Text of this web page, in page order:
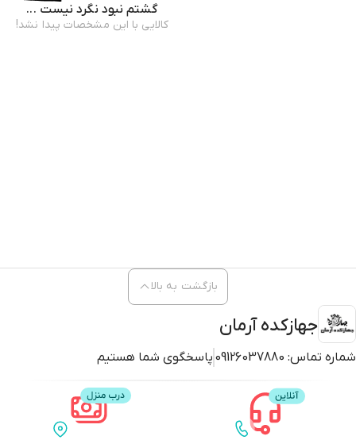
گشتم نبود نگرد نیست ...
کالایی با این مشخصات پیدا نشد!
جهازکده آرمان
شماره تماس: 09126037880 پاسخگوی شما هستیم
بازگشت به بالا